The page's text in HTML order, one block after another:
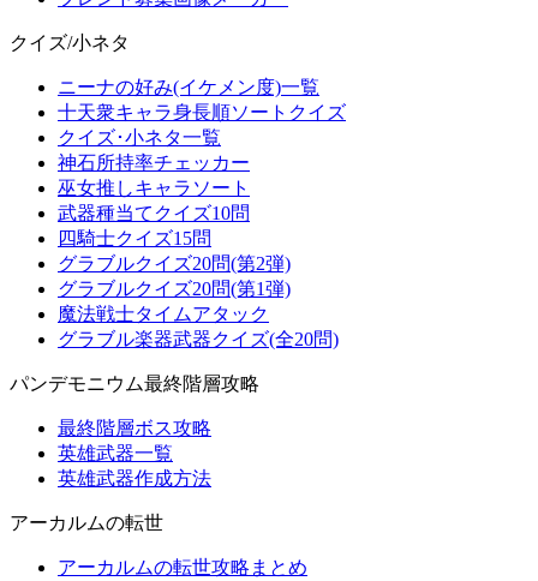
クイズ/小ネタ
ニーナの好み(イケメン度)一覧
十天衆キャラ身長順ソートクイズ
クイズ･小ネタ一覧
神石所持率チェッカー
巫女推しキャラソート
武器種当てクイズ10問
四騎士クイズ15問
グラブルクイズ20問(第2弾)
グラブルクイズ20問(第1弾)
魔法戦士タイムアタック
グラブル楽器武器クイズ(全20問)
パンデモニウム最終階層攻略
最終階層ボス攻略
英雄武器一覧
英雄武器作成方法
アーカルムの転世
アーカルムの転世攻略まとめ